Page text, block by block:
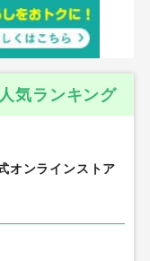
気ランキング
オンラインストア